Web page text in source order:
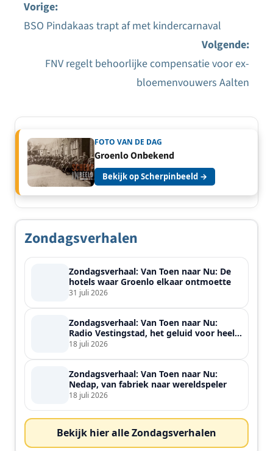
navigatie
Vorige:
BSO Pindakaas trapt af met kindercarnaval
Volgende:
FNV regelt behoorlijke compensatie voor ex-
bloemenvouwers Aalten
FOTO VAN DE DAG
Groenlo Onbekend
Bekijk op Scherpinbeeld →
Zondagsverhalen
Zondagsverhaal: Van Toen naar Nu: De
hotels waar Groenlo elkaar ontmoette
31 juli 2026
Zondagsverhaal: Van Toen naar Nu:
Radio Vestingstad, het geluid voor heel
de streek
18 juli 2026
Zondagsverhaal: Van Toen naar Nu:
Nedap, van fabriek naar wereldspeler
18 juli 2026
Bekijk hier alle Zondagsverhalen